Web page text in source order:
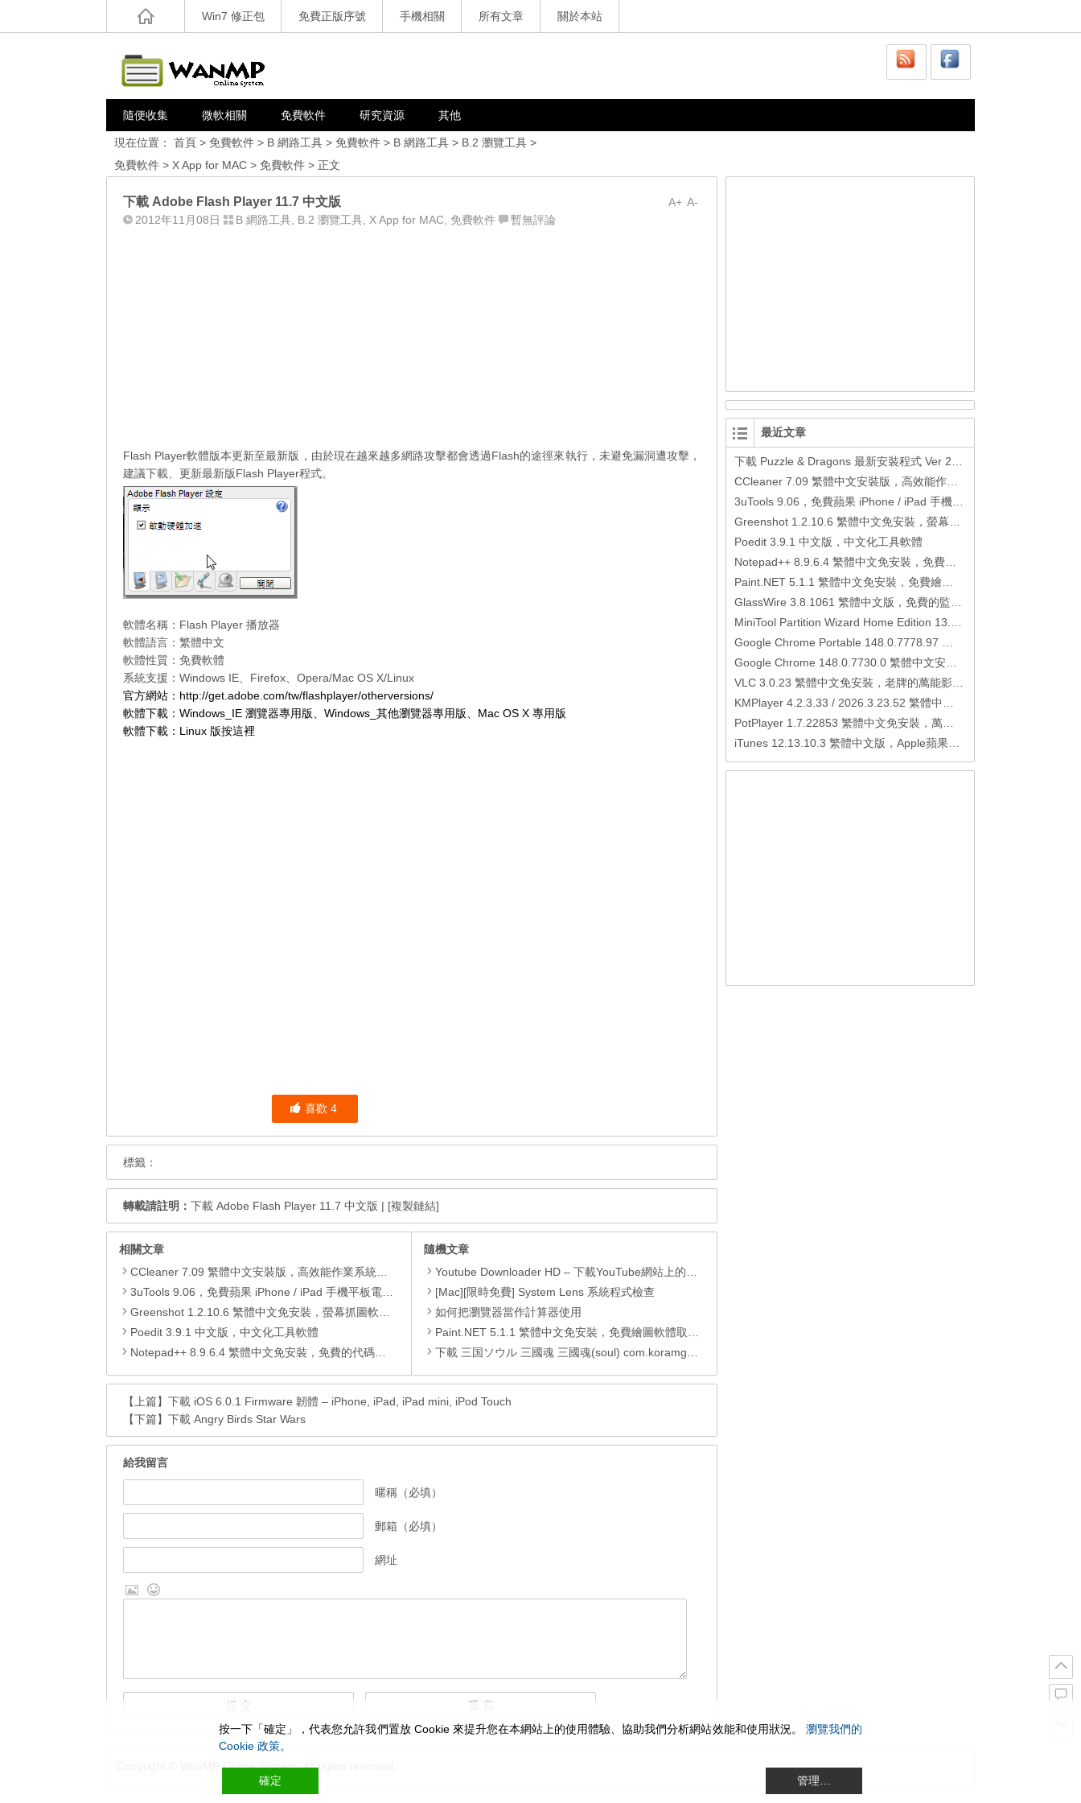
Win7 修正包 免費正版序號 手機相關 所有文章 關於本站
隨便收集 微軟相關 免費軟件 研究資源 其他
現在位置： 首頁 > 免費軟件 > B 網路工具 > 免費軟件 > B 網路工具 > B.2 瀏覽工具 >
免費軟件 > X App for MAC > 免費軟件 > 正文
A-
A+
下載 Adobe Flash Player 11.7 中文版
2012年11月08日 B 網路工具 B.2 瀏覽工具 X App for MAC 免費軟件 暫無評論
Flash Player軟體版本更新至最新版，由於現在越來越多網路攻擊都會透過Flash的途徑來執行，未避免漏洞遭攻擊，
建議下載、更新最新版Flash Player程式。
軟體名稱：Flash Player 播放器
軟體語言：繁體中文
軟體性質：免費軟體
系統支援：Windows IE、Firefox、Opera/Mac OS X/Linux
官方網站： http://get.adobe.com/tw/flashplayer/otherversions/
軟體下載： Windows_IE 瀏覽器專用版 Windows_其他瀏覽器專用版
Mac OS X 專用版
軟體下載： Linux 版按這裡
喜歡 4
標籤：
轉載請註明： 下載 Adobe Flash Player 11.7 中文版 | [複製鏈結]
相關文章
CCleaner 7.09 繁體中文安裝版，高效能作業系統清理軟體
3uTools 9.06，免費蘋果 iPhone / iPad 手機平板電腦管理備份還原軟體
Greenshot 1.2.10.6 繁體中文免安裝，螢幕抓圖軟體，1.3.315 安裝版
Poedit 3.9.1 中文版，中文化工具軟體
Notepad++ 8.9.6.4 繁體中文免安裝，免費的代碼編輯器
隨機文章
Youtube Downloader HD – 下載YouTube網站上的影片
[Mac][限時免費] System Lens 系統程式檢查
如何把瀏覽器當作計算器使用
Paint.NET 5.1.1 繁體中文免安裝，免費繪圖軟體取代微軟小畫家
下載 三国ソウル 三國魂 三國魂(soul) com.koramgame.ggplay.sghjp APK
【上篇】 下載 iOS 6.0.1 Firmware 韌體 – iPhone, iPad, iPad mini, iPod Touch
【下篇】 下載 Angry Birds Star Wars
給我留言
暱稱（必填）
郵箱（必填）
網址
最近文章
Poedit 3.9.1 中文版，中文化工具軟體
Copyright © WanMP Online System. All rights reserved.
按一下「確定」，代表您允許我們置放 Cookie 來提升您在本網站上的使用體驗、協助我們分析網站效能和使用狀況。 瀏覽我們的
Cookie 政策。
確定 管理…